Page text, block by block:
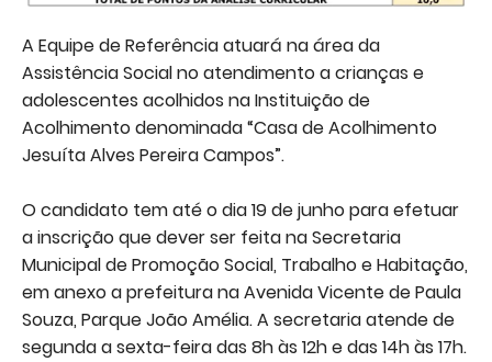
A Equipe de Referência atuará na área da
Assistência Social no atendimento acrianças e
adolescentes acolhidos na Instituição de
Acolhimento denominada“Casa de Acolhimento
Jesuíta Alves Pereira Campos”.
O candidato tem até o dia 19 de junho para efetuar
a inscrição que dever ser feita na Secretaria
Municipal de Promoção Social, Trabalho e Habitação,
em anexo a prefeitura na Avenida Vicente de Paula
Souza, Parque João Amélia. A secretaria atende de
segunda a sexta-feira das 8h às 12h e das 14h às 17h.